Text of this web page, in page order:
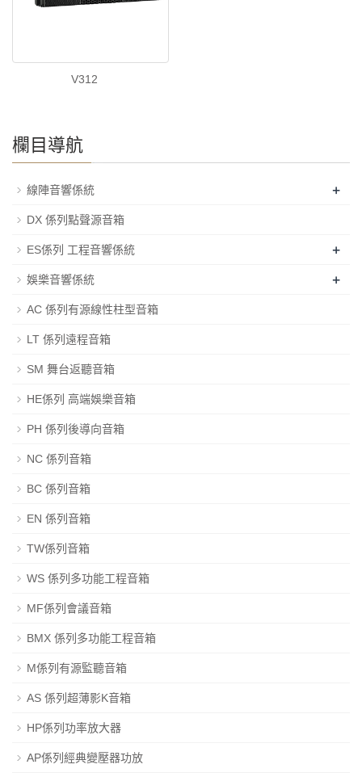
V312
欄目導航
線陣音響係統 +
DX 係列點聲源音箱
ES係列 工程音響係統 +
娛樂音響係統 +
AC 係列有源線性柱型音箱
LT 係列遠程音箱
SM 舞台返聽音箱
HE係列 高端娛樂音箱
PH 係列後導向音箱
NC 係列音箱
BC 係列音箱
EN 係列音箱
TW係列音箱
WS 係列多功能工程音箱
MF係列會議音箱
BMX 係列多功能工程音箱
M係列有源監聽音箱
AS 係列超薄影K音箱
HP係列功率放大器
AP係列經典變壓器功放